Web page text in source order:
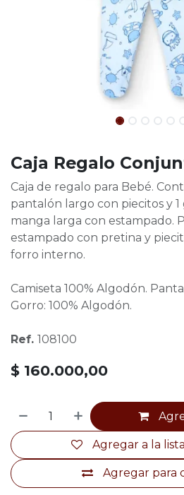
Caja Regalo
Caja de regalo para Bebé.
pantalón largo con piecitos y
manga larga con estampado.
estampado con pretina y
forro interno.
Camiseta 100% Algodón.
Gorro: 100% Algodón.
Ref. 108100
$ 160.000,00
Agregar para
Agregar a la